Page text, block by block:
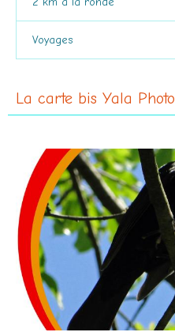
Voyages
La carte bis Yala Photo